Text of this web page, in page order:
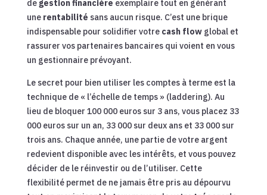
de gestion financière exemplaire tout en générant
une rentabilité sans aucun risque. C’est une brique
indispensable pour solidifier votre cash flowglobal et
rassurer vos partenaires bancaires qui voient en vous
un gestionnaire prévoyant.
Le secret pour bien utiliser les comptes à terme est la
technique de « l’échelle de temps » (laddering). Au
lieu de bloquer 100 000 euros sur 3 ans, vous placez 33
000 euros sur un an, 33 000 sur deux ans et 33 000 sur
trois ans. Chaque année, une partie de votre argent
redevient disponible avec les intérêts, et vous pouvez
décider de le réinvestir ou de l’utiliser. Cette
flexibilité permet de ne jamais être pris au dépourvu